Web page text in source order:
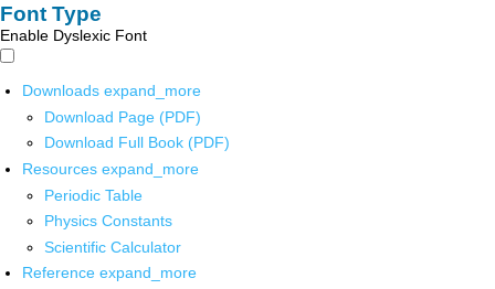
Font Type
Enable Dyslexic Font
Downloads expand_more
Download Page (PDF)
Download Full Book (PDF)
Resources expand_more
Periodic Table
Physics Constants
Scientific Calculator
Reference expand_more